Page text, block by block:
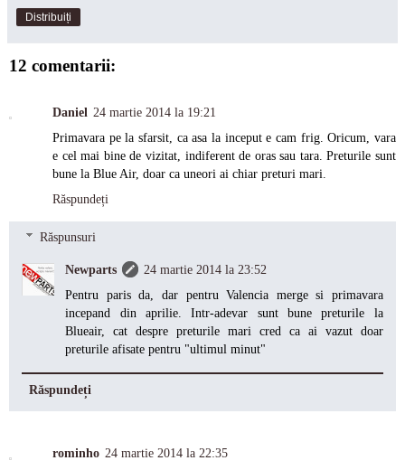
Distribuiți
12 comentarii:
Daniel 24 martie 2014 la 19:21
Primavara pe la sfarsit, ca asa la inceput e cam frig. Oricum, vara
e cel mai bine de vizitat, indiferent de oras sau tara. Preturile sunt
bune la Blue Air, doar ca uneori ai chiar preturi mari.
Răspundeți
Răspunsuri
Newparts
24 martie 2014 la 23:52
Pentru paris da, dar pentru Valencia merge si primavara
incepand din aprilie. Intr-adevar sunt bune preturile la
Blueair, cat despre preturile mari cred ca ai vazut doar
preturile afisate pentru "ultimul minut"
Răspundeți
rominho 24 martie 2014 la 22:35